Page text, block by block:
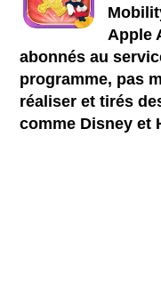
Apple
abonnés au
programme, pas
réaliser et tirés
comme Disney et